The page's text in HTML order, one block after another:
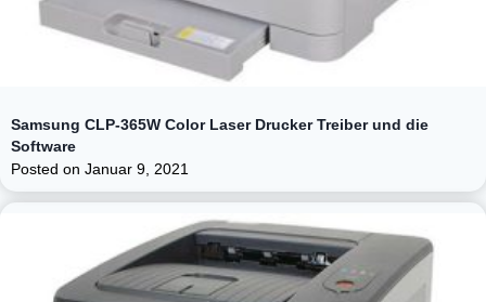
Samsung CLP-365W Color Laser Drucker Treiber und die
Software
Posted on Januar 9, 2021